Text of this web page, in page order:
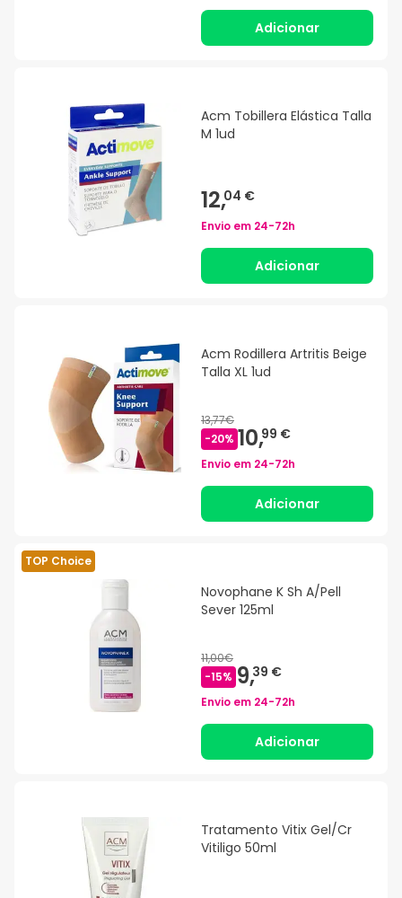
Adicionar
Acm Tobillera Elástica Talla
M 1ud
12,04 €
Envio em 24-72h
Adicionar
Acm Rodillera Artritis Beige
Talla XL 1ud
13,77€
-20% 10,99 €
Envio em 24-72h
Adicionar
TOP Choice
Novophane K Sh A/Pell
Sever 125ml
11,00€
-15% 9,39 €
Envio em 24-72h
Adicionar
Tratamento Vitix Gel/Cr
Vitiligo 50ml